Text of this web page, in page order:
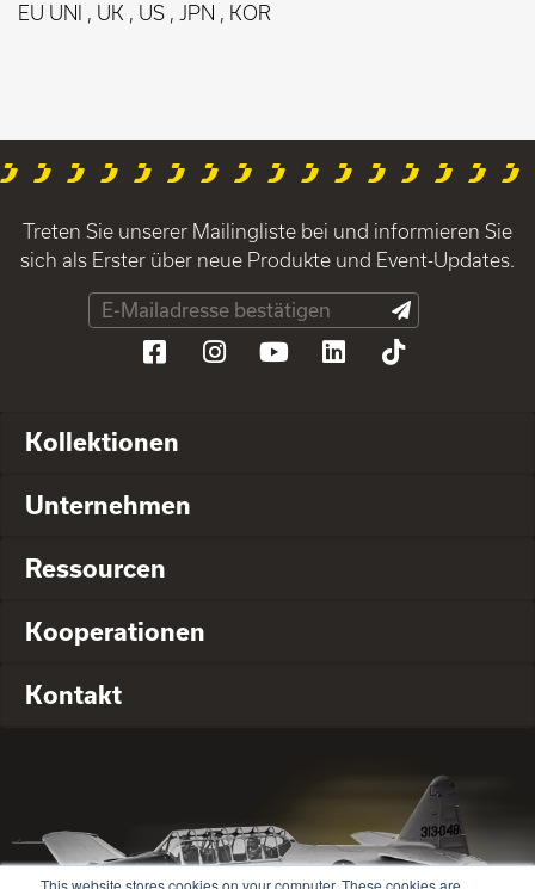
This website stores cookies on your computer. These cookies are
EU UNI , UK , US , JPN , KOR
Treten Sie unserer Mailingliste bei und informieren Sie
sich als Erster über neue Produkte und Event-Updates.
Kollektionen
Unternehmen
Ressourcen
Kooperationen
Kontakt